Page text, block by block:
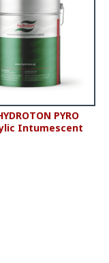
PYRO
Intumescent